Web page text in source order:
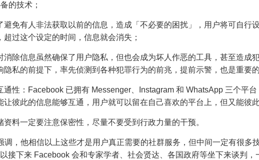
的技术；
避免有人非法获取以前的信息，造成「不必要的困扰」，用户将可自行
过这个设定的时间，信息就会消失；
消除信息虽然确保了用户隐私，但也会成为坏人作恶的工具，甚至造成
隐私的前提下，率先侦测到各种犯罪行为的前兆，提前示警，也是重要的
通性：Facebook 已拥有 Messenger、Instagram 和 WhatsApp 三个平台
让彼此的信息能够互通，用户就可以留在自己喜欢的平台上，但又能彼此
料一定要注意保密性，尽量不要受到行政力量的干预。
调，他相信以上这些才是用户真正需要的社群服务，但中间一定有很多
接下来 Facebook 会和专家学者、社会贤达、各国政府等坐下来谈判，